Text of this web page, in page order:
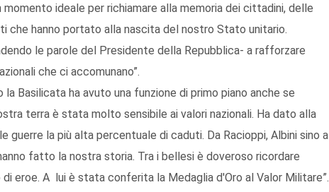
ideale per richiamare alla memoria dei cittadini, delle
che hanno portato alla nascita del nostro Stato unitario.
le parole del Presidente della Repubblica- a rafforzare
che ci accomunano”.
la Basilicata ha avuto una funzione di primo piano anche se
terra è stata molto sensibile ai valori nazionali. Ha dato alla
la più alta percentuale di caduti. Da Racioppi, Albini sino a
fatto la nostra storia. Tra i bellesi è doveroso ricordare
eroe. A lui è stata conferita la Medaglia d'Oro al Valor Militare”.